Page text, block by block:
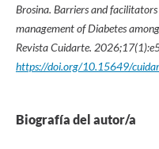
Brosina. Barriers and
management of Diabetes
Revista Cuidarte.
https://doi.org/10.15649/
Biografía del autor/a